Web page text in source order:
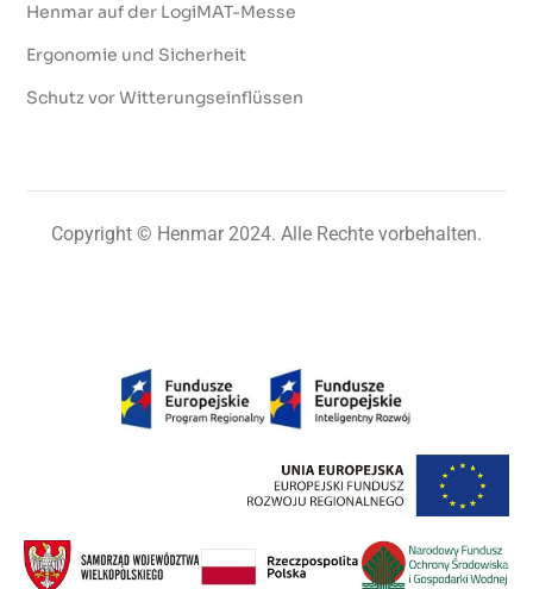
Henmar auf der LogiMAT-Messe
Ergonomie und Sicherheit
Schutz vor Witterungseinflüssen
Copyright © Henmar 2024. Alle Rechte vorbehalten.